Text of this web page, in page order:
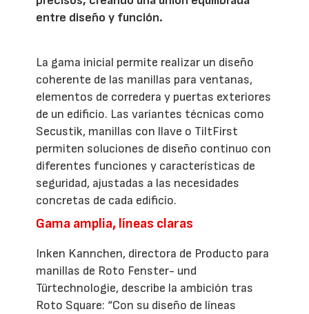
entre diseño y función.
La gama inicial permite realizar un diseño
coherente de las manillas para ventanas,
elementos de corredera y puertas exteriores
de un edificio. Las variantes técnicas como
Secustik, manillas con llave o TiltFirst
permiten soluciones de diseño continuo con
diferentes funciones y características de
seguridad, ajustadas a las necesidades
concretas de cada edificio.
Gama amplia, líneas claras
Inken Kannchen, directora de Producto para
manillas de Roto Fenster- und
Türtechnologie, describe la ambición tras
Roto Square: “Con su diseño de líneas